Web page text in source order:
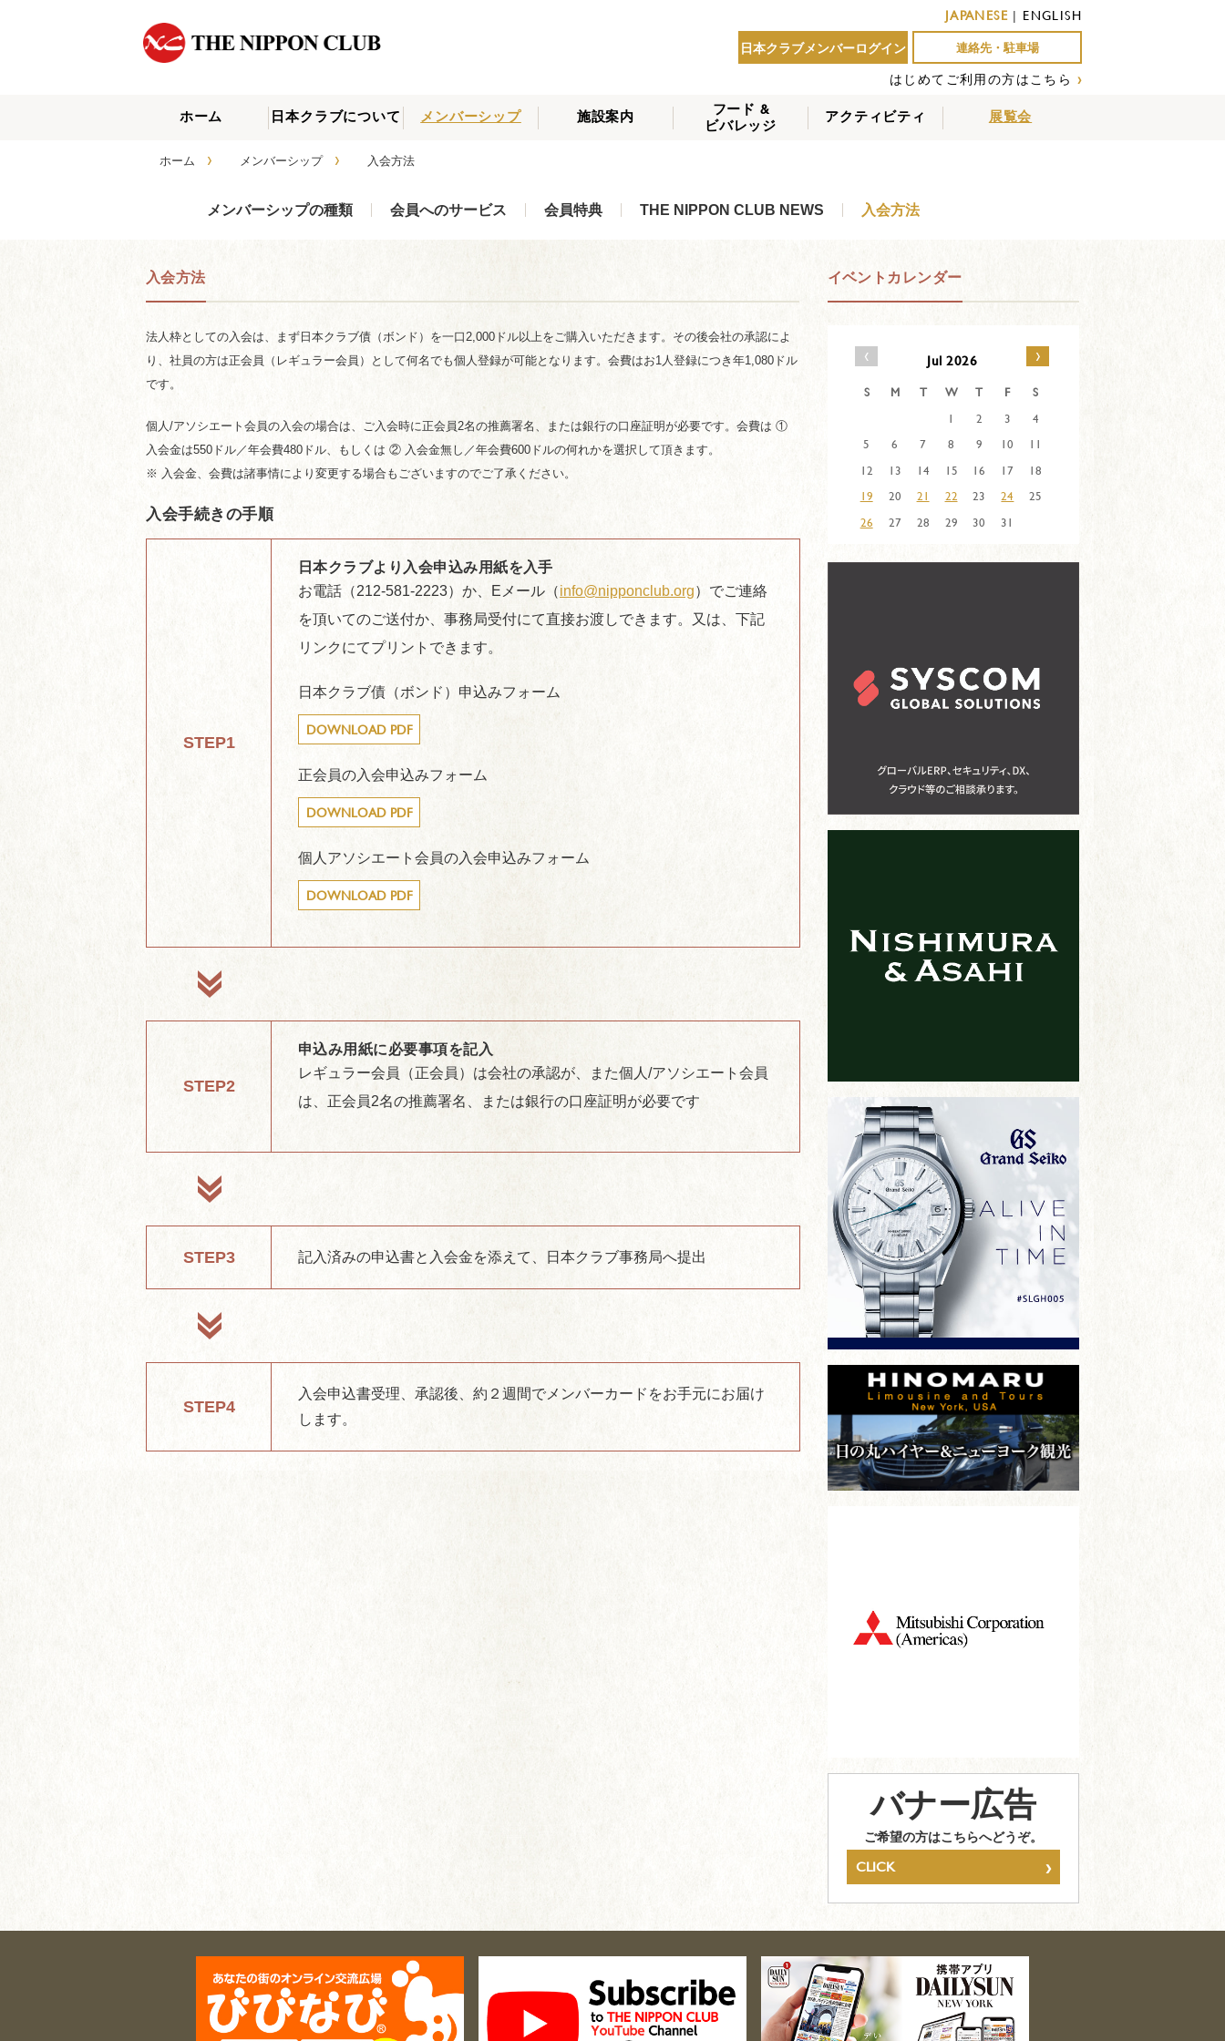
JAPANESE| ENGLISH
日本クラブメンバーログイン
連絡先・駐車場
はじめてご利用の方はこちら ›
ホーム
日本クラブについて メンバーシップ
メンバーシップの種
THE NIPPON CLUB
施設案内
フード &
ビバレッジ
アクティビティ 展覧会
ホーム › メンバーシップ › 入会方法
メンバーシップの種類 会員へのサービス 会員特典 THE NIPPON CLUB NEWS 入会方法
入会方法
法人枠としての入会は、まず日本クラブ債（ボンド）を一口2,000ドル以上をご購入いただきます。その後会社の承認によ
り、社員の方は正会員（レギュラー会員）として何名でも個人登録が可能となります。会費はお1人登録につき年1,080ドル
です。
個人/アソシエート会員の入会の場合は、ご入会時に正会員2名の推薦署名、または銀行の口座証明が必要です。会費は ①
入会金は550ドル／年会費480ドル、もしくは ② 入会金無し／年会費600ドルの何れかを選択して頂きます。
※ 入会金、会費は諸事情により変更する場合もございますのでご了承ください。
入会手続きの手順
STEP1
日本クラブより入会申込み用紙を入手
お電話（212-581-2223）か、Eメール（info@nipponclub.org）でご連絡
を頂いてのご送付か、事務局受付にて直接お渡しできます。又は、下記
リンクにてプリントできます。
日本クラブ債（ボンド）申込みフォーム
DOWNLOAD PDF
正会員の入会申込みフォーム
DOWNLOAD PDF
個人アソシエート会員の入会申込みフォーム
DOWNLOAD PDF
STEP2
申込み用紙に必要事項を記入
レギュラー会員（正会員）は会社の承認が、また個人/アソシエート会員
は、正会員2名の推薦署名、または銀行の口座証明が必要です
STEP3 記入済みの申込書と入会金を添えて、日本クラブ事務局へ提出
STEP4
入会申込書受理、承認後、約２週間でメンバーカードをお手元にお届け
します。
イベントカレンダー
‹ Jul 2026 ›
S M T W T F
S
1
2 3
4
5
6 7 8 9 10
11
12
13 14 15 16 17
18
19
20 21 22 23 24
25
26
27 28 29 30 31
バナー広告
ご希望の方はこちらへどうぞ。
CLICK ›